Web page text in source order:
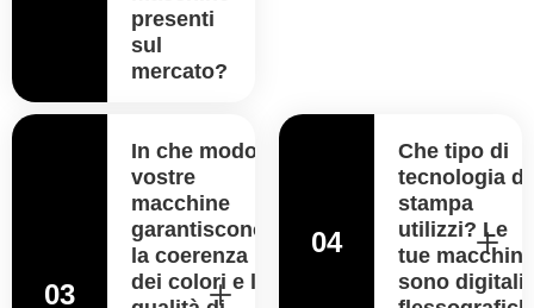
presenti
sul
mercato?
03
In che modo le
vostre
macchine
garantiscono
la coerenza
dei colori e la
04
Che tipo di
tecnologia di
stampa
utilizzi? Le
tue macchine
sono digitali,